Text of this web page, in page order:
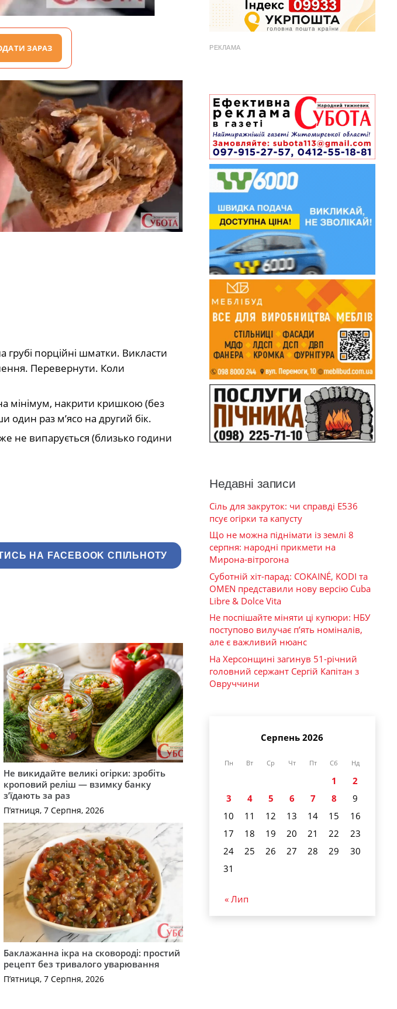
ЗАРАЗ
порційні шматки. Викласти
Перевернути. Коли
мінімум, накрити кришкою (без
один раз м’ясо на другий бік.
не випарується (близько години
НА FACEBOOK СПІЛЬНОТУ
Не викидайте великі огірки: зробіть
кроповий реліш — взимку банку
з’їдають за раз
П’ятниця, 7 Серпня, 2026
Баклажанна ікра на сковороді: простий
рецепт без тривалого уварювання
П’ятниця, 7 Серпня, 2026
РЕКЛАМА
Недавні записи
Сіль для закруток: чи справді Е536
псує огірки та капусту
Що не можна піднімати із землі 8
серпня: народні прикмети на
Мирона-вітрогона
Суботній хіт-парад: COKAINÉ, KODI та
OMEN представили нову версію Cuba
Libre & Dolce Vita
Не поспішайте міняти ці купюри: НБУ
поступово вилучає п’ять номіналів,
але є важливий нюанс
На Херсонщині загинув 51-річний
головний сержант Сергій Капітан з
Овруччини
Серпень 2026
Пн Вт Ср Чт Пт Сб Нд
1
2
3
4 5 6 7 8
9
10
11 12 13 14 15
16
17
18 19 20 21 22
23
24
25 26 27 28 29
30
31
« Лип